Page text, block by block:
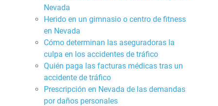
Nevada
Herido en un gimnasio o centro de fitness
en Nevada
Cómo determinan las aseguradoras la
culpa en los accidentes de tráfico
Quién paga las facturas médicas tras un
accidente de tráfico
Prescripción en Nevada de las demandas
por daños personales